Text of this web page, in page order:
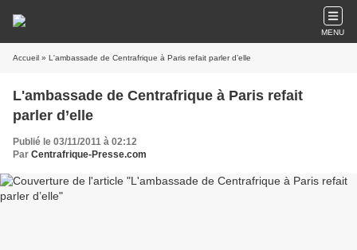
MENU
Accueil » L'ambassade de Centrafrique à Paris refait parler d’elle
L'ambassade de Centrafrique à Paris refait
parler d’elle
Publié le 03/11/2011 à 02:12
Par Centrafrique-Presse.com